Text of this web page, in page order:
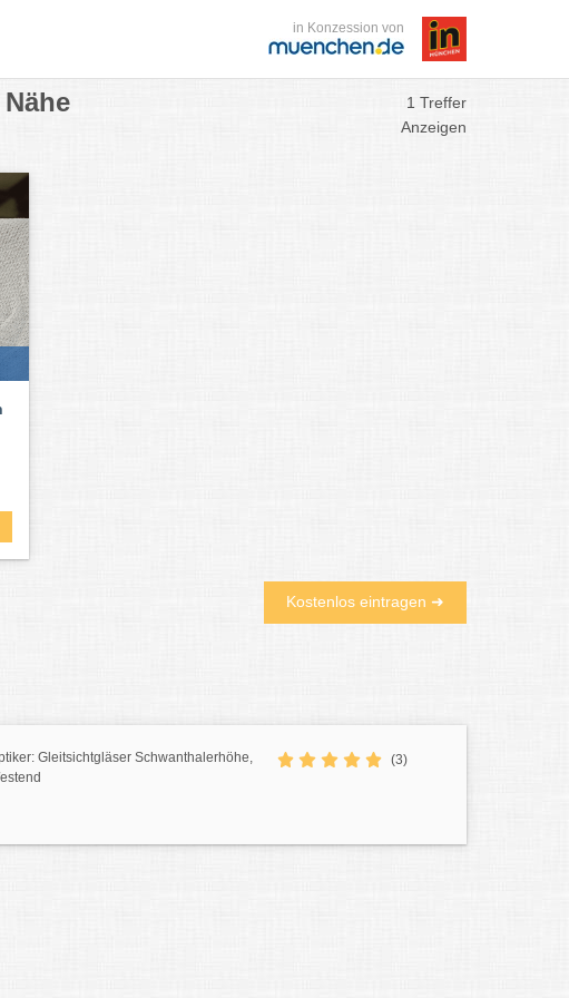
in Konzession von
1 Treffer
Anzeigen
Kostenlos eintragen ➜
Gleitsichtgläser Schwanthalerhöhe,
(3)